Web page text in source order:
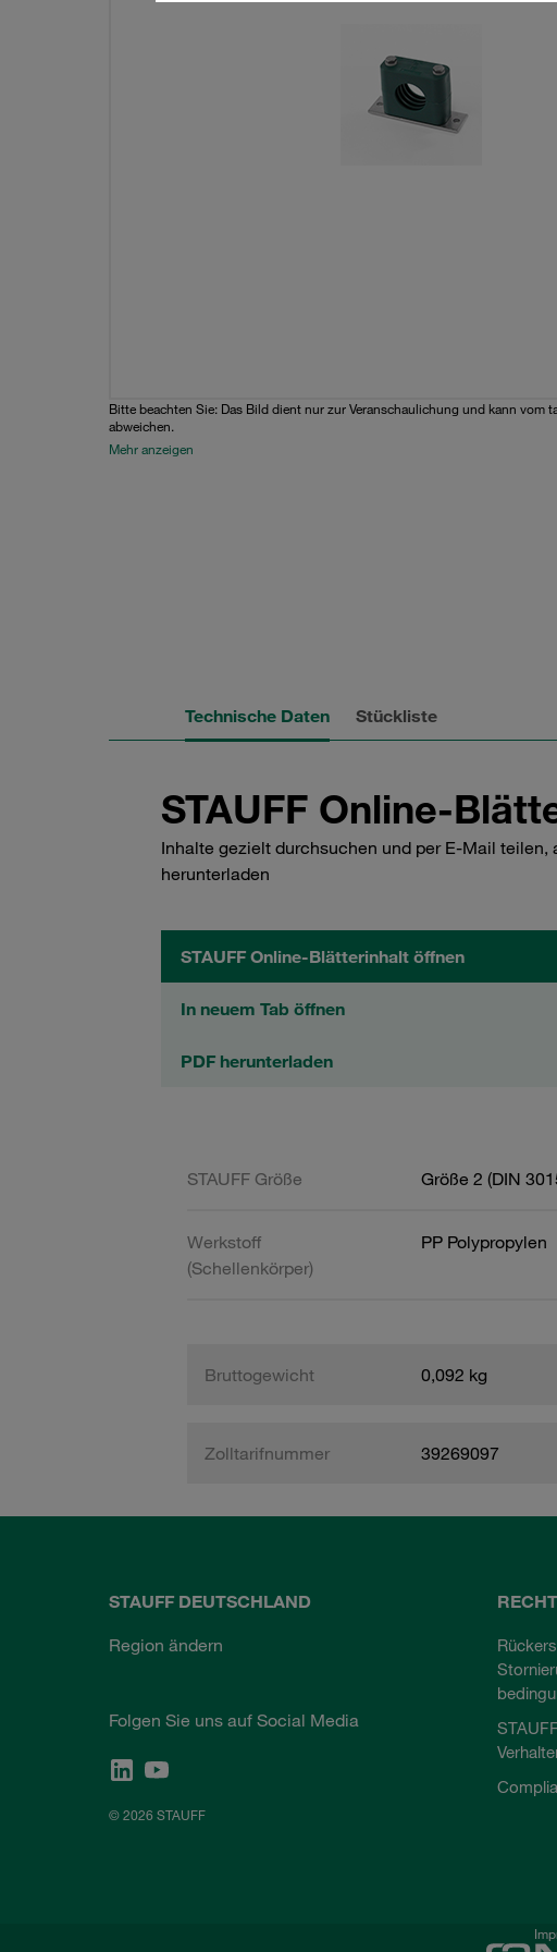
Bitte beachten Sie: Das Bild dient nur zur Veranschaulichung und kann vom
abweichen.
Mehr anzeigen
Technische Daten Stückliste
STAUFF Online-
Inhalte gezielt durchsuchen und per E-Mail teilen,
herunterladen
STAUFF Online-Blätterinhalt öffnen
In neuem Tab öffnen
PDF herunterladen
STAUFF Größe Größe 2 (DIN
Werkstoff
(Schellenkörper)
PP Polypropylen
Bruttogewicht 0,092 kg
Zolltarifnummer 39269097
STAUFF DEUTSCHLAND
Region ändern
Folgen Sie uns auf Social Media
© 2026 STAUFF